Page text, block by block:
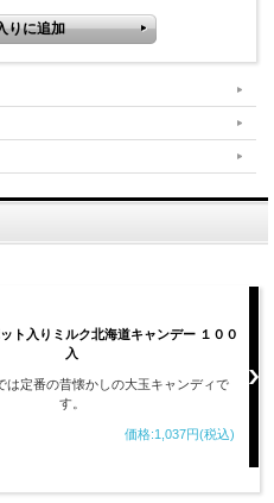
ト入りミルク北海道キャンデー １００
入
は定番の昔懐かしの大玉キャンディで
す。
価格:1,037円(税込)